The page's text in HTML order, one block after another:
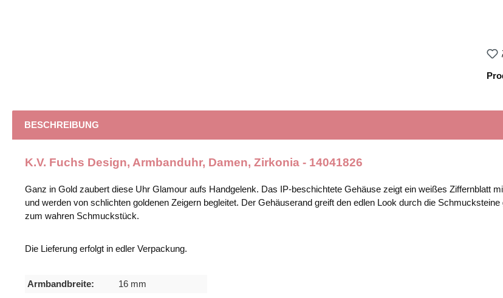
BESCHREIBUNG
K.V. Fuchs Design, Armbanduhr, Damen, Zirkonia - 14041826
Ganz in Gold zaubert diese Uhr Glamour aufs Handgelenk. Das IP-beschichtete Gehäuse zeigt ein weißes Ziffernblatt
und werden von schlichten goldenen Zeigern begleitet. Der Gehäuserand greift den edlen Look durch die
zum wahren Schmuckstück.
Die Lieferung erfolgt in edler Verpackung.
Armbandbreite:
16 mm